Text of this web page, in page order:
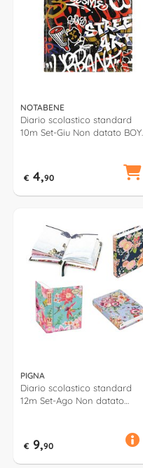
NOTABENE
Diario scolastico standard
10m Set-Giu Non datato BOY
€ 4,90
PIGNA
Diario scolastico standard
12m Set-Ago Non datato
€ 9,90